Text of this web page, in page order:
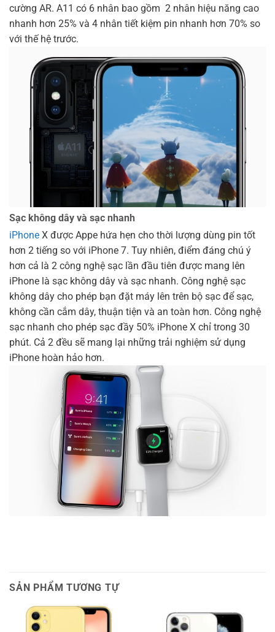
cường AR. A11 có 6 nhân bao gồm 2 nhân hiệu năng cao
nhanh hơn 25% và 4 nhân tiết kiệm pin nhanh hơn 70% so
với thế hệ trước.
Sạc không dây và sạc nhanh
iPhone X được Appe hứa hẹn cho thời lượng dùng pin tốt
hơn 2 tiếng so với iPhone 7. Tuy nhiên, điểm đáng chú ý
hơn cả là 2 công nghệ sạc lần đầu tiên được mang lên
iPhone là sạc không dây và sạc nhanh. Công nghệ sạc
không dây cho phép bạn đặt máy lên trên bộ sạc để sạc,
không cần cắm dây, thuận tiện và an toàn hơn. Công nghệ
sạc nhanh cho phép sạc đầy 50% iPhone X chỉ trong 30
phút. Cả 2 đều sẽ mang lại những trải nghiệm sử dụng
iPhone hoàn hảo hơn.
SẢN PHẨM TƯƠNG TỰ